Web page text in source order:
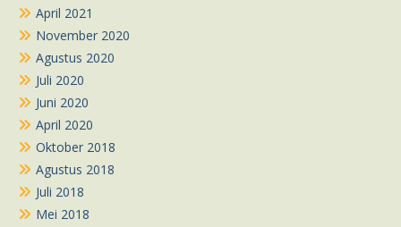
April 2021
November 2020
Agustus 2020
Juli 2020
Juni 2020
April 2020
Oktober 2018
Agustus 2018
Juli 2018
Mei 2018